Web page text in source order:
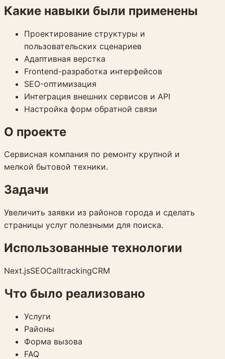
Какие навыки были применены
Проектирование структуры и
пользовательских сценариев
Адаптивная верстка
Frontend-разработка интерфейсов
SEO-оптимизация
Интеграция внешних сервисов и API
Настройка форм обратной связи
О проекте
Сервисная компания по ремонту крупной и
мелкой бытовой техники.
Задачи
Увеличить заявки из районов города и сделать
страницы услуг полезными для поиска.
Использованные технологии
Next.jsSEOCalltrackingCRM
Что было реализовано
Услуги
Районы
Форма вызова
FAQ